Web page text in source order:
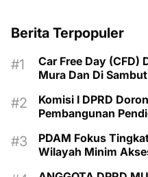
Berita Terpopuler
Car Free Day (CFD)
Mura Dan Di
Komisi I DPRD
Pembangunan
PDAM Fokus
Wilayah Minim